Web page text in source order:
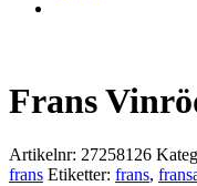
Frans
Artikelnr: 27258126
frans Etiketter: frans,